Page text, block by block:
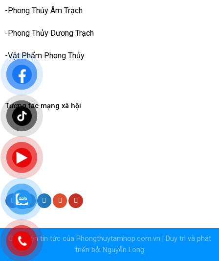
- Phong Thủy Âm Trạch
- Phong Thủy Dương Trạch
-Vật Phẩm Phong Thủy
Tương tác mạng xã hội
Giao diện tin tức của Phongthuytamhop.com.vn | Duy trì và phát
triển bởi Nguyễn Long